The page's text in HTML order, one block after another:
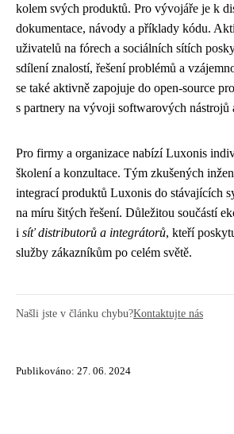
kolem svých produktů. Pro vývojáře je k
dokumentace, návody a příklady kódu.
uživatelů na fórech a sociálních sítích
sdílení znalostí, řešení problémů a
se také aktivně zapojuje do open-source
s partnery na vývoji softwarových nástrojů
Pro firmy a organizace nabízí Luxonis
školení a konzultace. Tým zkušených
integrací produktů Luxonis do stávajících
na míru šitých řešení. Důležitou součástí
i síť distributorů a integrátorů, kteří
služby zákazníkům po celém světě.
Našli jste v článku chybu?Kontaktujte nás
Publikováno: 27. 06. 2024